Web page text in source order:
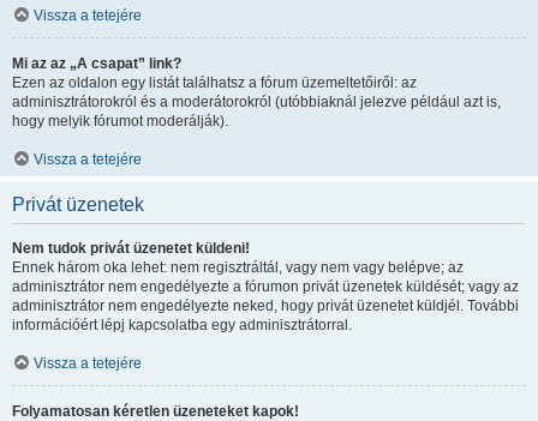
Vissza a tetejére
Mi az az „A csapat” link?
Ezen az oldalon egy listát találhatsz a fórum üzemeltetőiről: az
adminisztrátorokról és a moderátorokról (utóbbiaknál jelezve például azt is,
hogy melyik fórumot moderálják).
Vissza a tetejére
Privát üzenetek
Nem tudok privát üzenetet küldeni!
Ennek három oka lehet: nem regisztráltál, vagy nem vagy belépve; az
adminisztrátor nem engedélyezte a fórumon privát üzenetek küldését; vagy az
adminisztrátor nem engedélyezte neked, hogy privát üzenetet küldjél. További
információért lépj kapcsolatba egy adminisztrátorral.
Vissza a tetejére
Folyamatosan kéretlen üzeneteket kapok!